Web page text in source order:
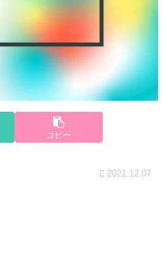
コピー
2021.12.07